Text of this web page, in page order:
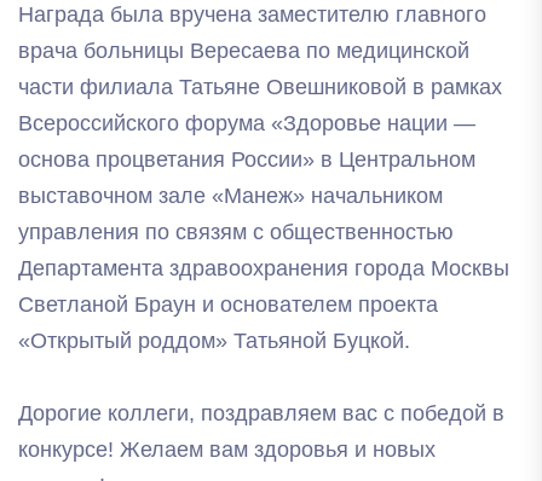
Награда была вручена заместителю главного
врача больницы Вересаева по медицинской
части филиала Татьяне Овешниковой в рамках
Всероссийского форума «Здоровье нации —
основа процветания России» в Центральном
выставочном зале «Манеж» начальником
управления по связям с общественностью
Департамента здравоохранения города Москвы
Светланой Браун и основателем проекта
«Открытый роддом» Татьяной Буцкой.
Дорогие коллеги, поздравляем вас с победой в
конкурсе! Желаем вам здоровья и новых